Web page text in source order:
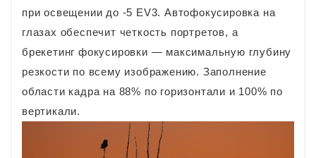
при освещении до -5 EV3. Автофокусировка на
глазах обеспечит четкость портретов, а
брекетинг фокусировки — максимальную глубину
резкости по всему изображению. Заполнение
области кадра на 88% по горизонтали и 100% по
вертикали.